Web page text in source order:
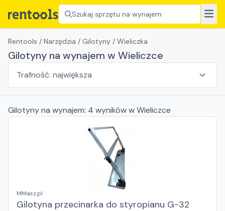
Szukaj sprzętu na wynajem
Rentools / Narzędzia / Gilotyny / Wieliczka
Gilotyny na wynajem w Wieliczce
Gilotynyna wynajem: 4 wynikóww Wieliczce
MMasz.pl
Gilotyna przecinarka do styropianu G-32